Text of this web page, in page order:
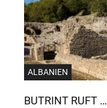
ALBANIEN
BUTRINT RUFT …